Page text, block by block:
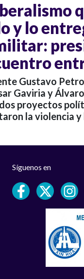
y lo
Gustavo
Gaviria y
proyectos
la violencia
Síguenos en